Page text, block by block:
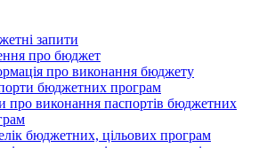
запити
про бюджет
про виконання бюджету
бюджетних програм
про виконання паспортів бюджетних
бюджетних, цільових програм